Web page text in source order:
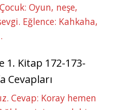
Oyun, neşe,
Eğlence: Kahkaha,
1. Kitap 172-173-
Cevapları
Cevap: Koray hemen